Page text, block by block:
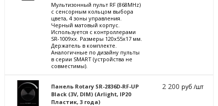
Мультизонный пульт RF (868MHz)
с сенсорным кольцом выбора
цвета, 4 зоны управления.
Черный матовый корпус.
Используется с контроллерами
SR-1009xx. Размеры 120х55х17 мм.
Держатель в комплекте.
Аналогичные по дизайну пульты
в серии SMART (устройства не
совместимы).
Панель Rotary SR-2836D-RF-UP
Black (3V, DIM) (Arlight, IP20
Пластик, 3 года)
2 200руб /шт